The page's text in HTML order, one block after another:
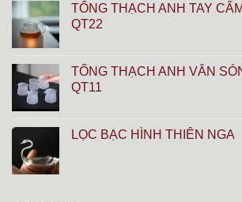
TỐNG THẠCH ANH TAY
QT22
TỐNG THẠCH ANH VÂN
QT11
LỌC BẠC HÌNH THIÊN NGA